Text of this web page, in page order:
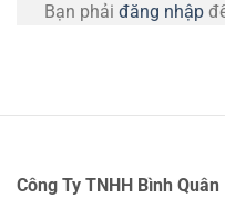
Bạn phải đăng nhập
Công Ty TNHH Bình Quân